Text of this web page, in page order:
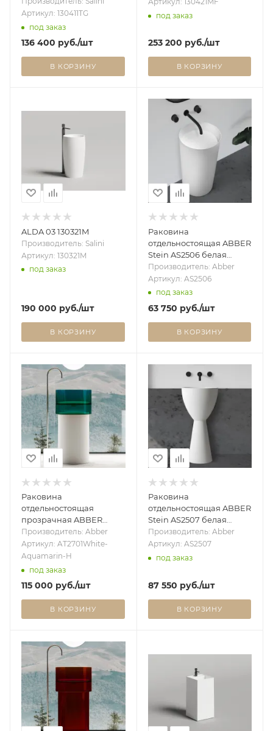
Артикул: 130411TG
под заказ
136 400 руб./шт
В КОРЗИНУ
под заказ
253 200 руб./шт
В КОРЗИНУ
ALDA 03 130321M
Производитель: Salini
Артикул: 130321M
под заказ
190 000 руб./шт
В КОРЗИНУ
Раковина
отдельностоящая ABBER
Stein AS2506 белая
матовая
Производитель: Abber
Артикул: AS2506
под заказ
63 750 руб./шт
В КОРЗИНУ
Раковина
отдельностоящая
прозрачная ABBER
Kristall AT2701White-
Aquamarin-H белый/
бирюзовый
Производитель: Abber
Артикул: AT2701White-
Aquamarin-H
под заказ
115 000 руб./шт
В КОРЗИНУ
Раковина
отдельностоящая ABBER
Stein AS2507 белая
матовая
Производитель: Abber
Артикул: AS2507
под заказ
87 550 руб./шт
В КОРЗИНУ